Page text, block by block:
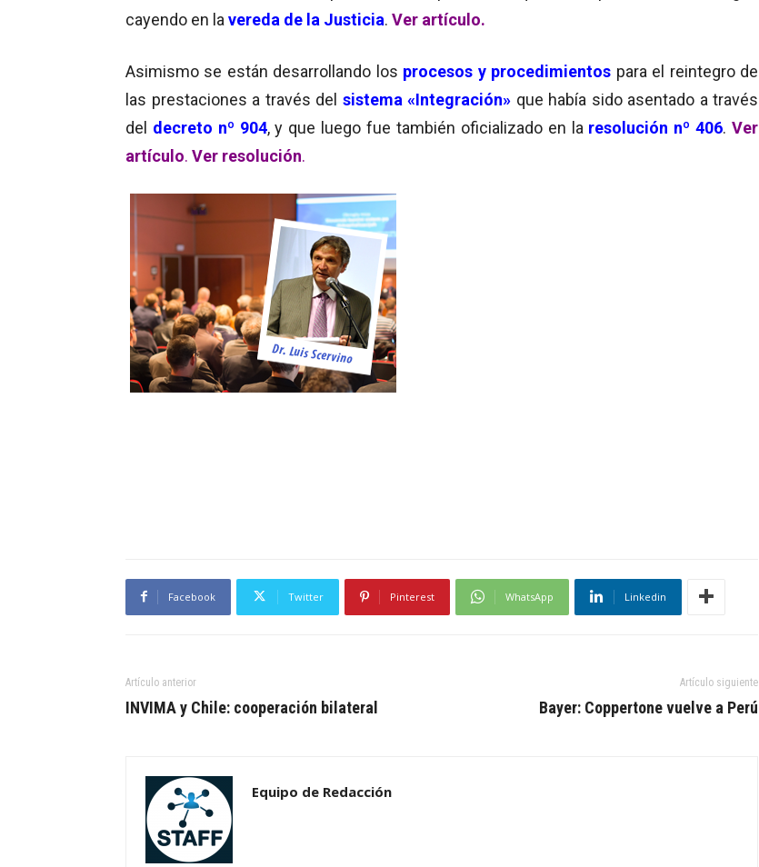
cayendo en la vereda de la Justicia. Ver artículo.
Asimismo se están desarrollando los procesos y procedimientos para el reintegro de
las prestaciones a través del sistema «Integración» que había sido asentado a través
del decreto nº 904, y que luego fue también oficializado en la resolución nº 406.Ver
artículo. Ver resolución.
Facebook Twitter Pinterest WhatsApp Linkedin
Artículo anterior
INVIMA y Chile: cooperación bilateral
Artículo siguiente
Bayer: Coppertone vuelve a Perú
Equipo de Redacción